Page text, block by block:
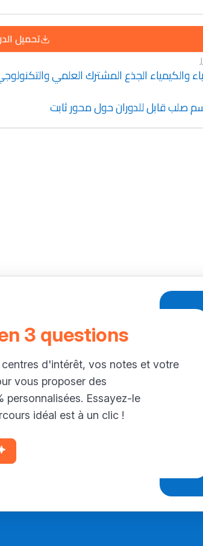
تحميل
والكيمياء الجذع المشترك العلمي
صلب قابل للدوران حول محور ثابت
3 questions
d'intérêt, vos notes et votre
vous proposer des
personnalisées. Essayez-le
idéal est à un clic !